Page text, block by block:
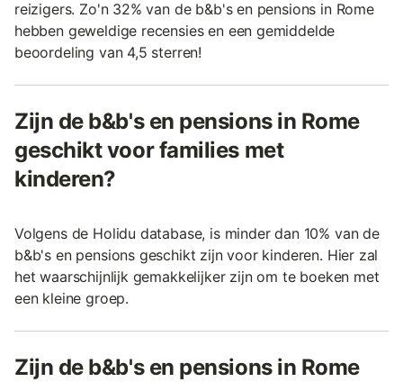
reizigers. Zo'n 32% van de b&b's en pensions in Rome
hebben geweldige recensies en een gemiddelde
beoordeling van 4,5 sterren!
Zijn de b&b's en pensions in Rome
geschikt voor families met
kinderen?
Volgens de Holidu database, is minder dan 10% van de
b&b's en pensions geschikt zijn voor kinderen. Hier zal
het waarschijnlijk gemakkelijker zijn om te boeken met
een kleine groep.
Zijn de b&b's en pensions in Rome